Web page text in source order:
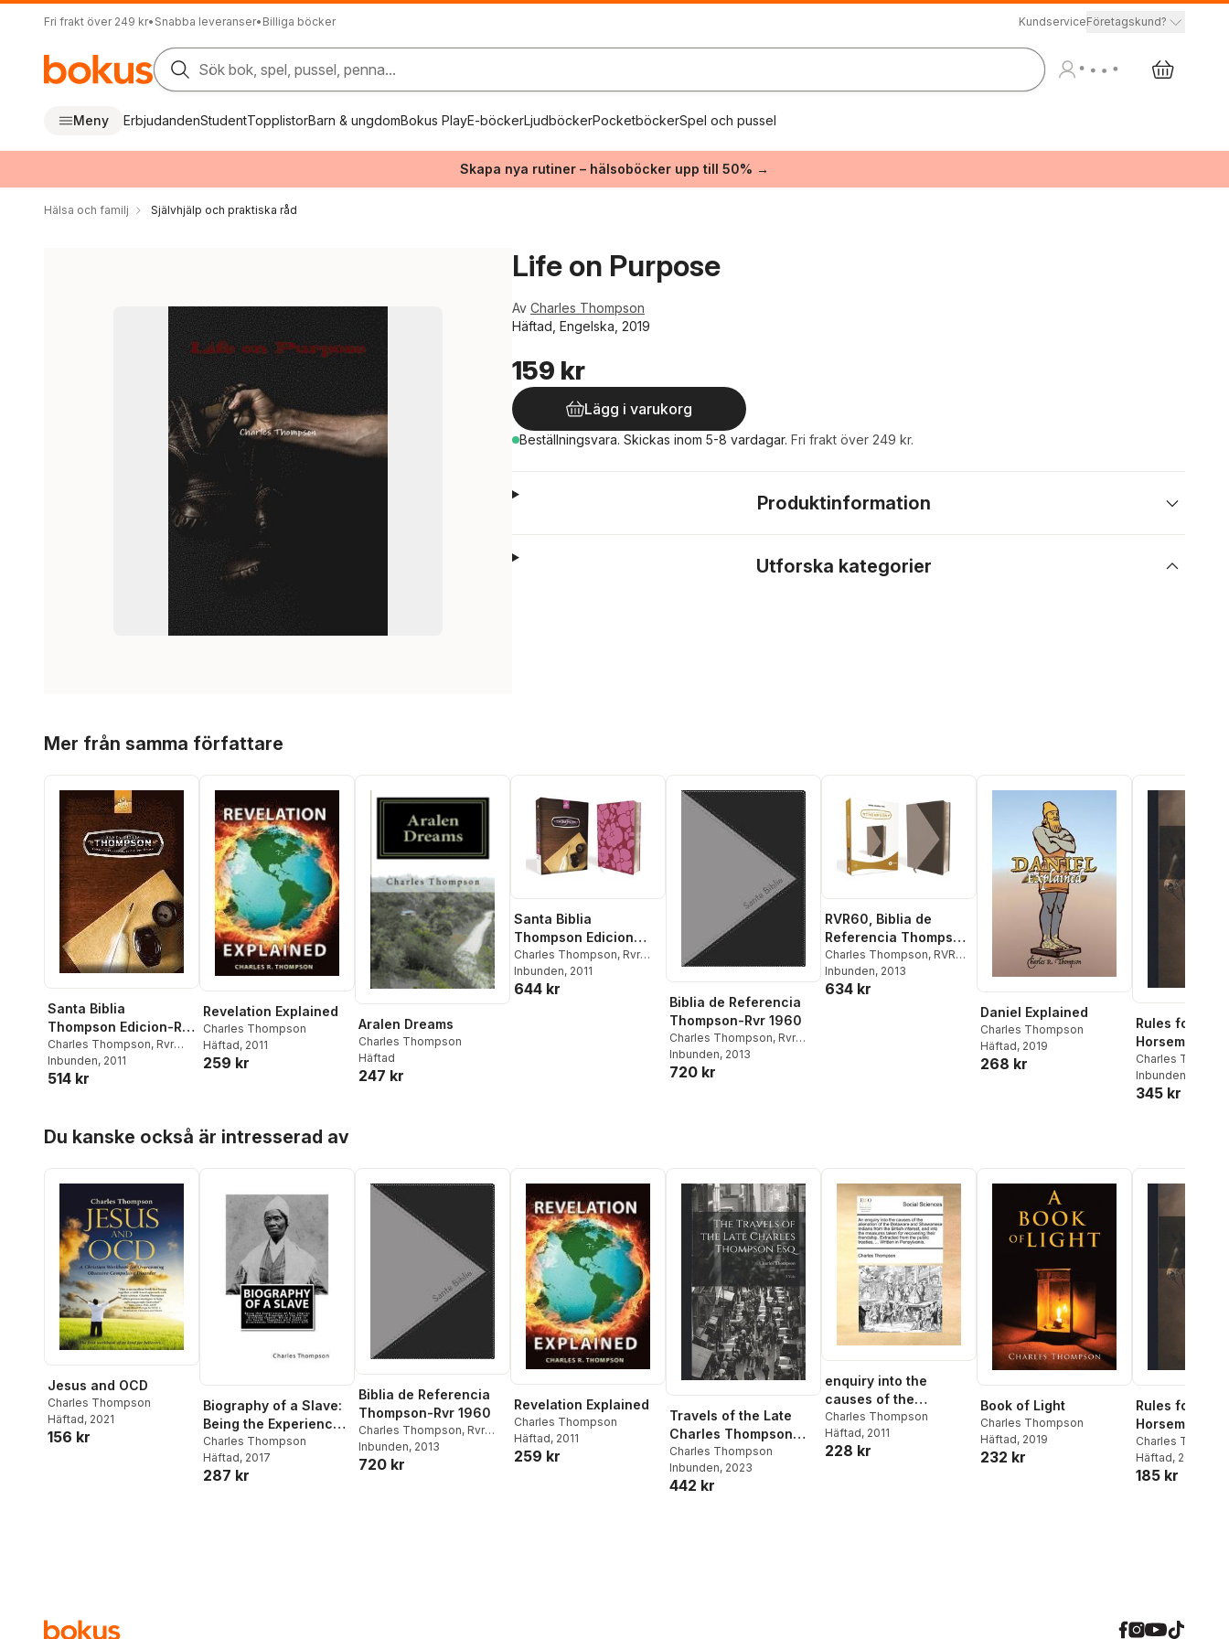
Fri frakt över 249 kr• Snabba leveranser• Billiga böcker KundserviceFöretagskund?
Sök bok, spel, pussel, penna...
Meny ErbjudandenStudentTopplistorBarn & ungdomBokus PlayE-böckerLjudböckerPocketböckerSpel och pussel
Skapa nya rutiner – hälsoböcker upp till 50% →
Hälsa och familj Självhjälp och praktiska råd
Life on Purpose
Av Charles Thompson
Häftad, Engelska, 2019
159 kr
Lägg i varukorg
Beställningsvara. Skickas inom 5-8 vardagar. Fri frakt över 249 kr.
Produktinformation
Utforska kategorier
Mer från samma författare
Santa Biblia
Thompson Edicion-Rvr
1960
Charles Thompson, Rvr
1960- Reina Valera 1960
Inbunden, 2011
514 kr
Revelation Explained
Charles Thompson
Häftad, 2011
259 kr
Aralen Dreams
Charles Thompson
Häftad
247 kr
Santa Biblia
Thompson Edicion
Especial Para El
Estudio Biblico-Rvr
1960
Charles Thompson, Rvr
1960- Reina Valera 1960
Vida
Inbunden, 2011
644 kr
Biblia de Referencia
Thompson-Rvr 1960
Charles Thompson, Rvr
1960- Reina Valera 1960
Vida
Inbunden, 2013
720 kr
RVR60, Biblia de
Referencia Thompson,
Leathersoft, Dos
tonos, Negro/Gris
Charles Thompson, RVR
1960- Reina Valera 1960
Vida
Inbunden, 2013
634 kr
Daniel Explained
Charles Thompson
Häftad, 2019
268 kr
Rules for Bad
Horsemen;
Charles
Inbunden
345 kr
Du kanske också är intresserad av
Jesus and OCD
Charles Thompson
Häftad, 2021
156 kr
Biography of a Slave:
Being the Experiences
of Rev. Charles
Thompson, a Preacher
of the United Brethren
Charles Thompson
Häftad, 2017
287 kr
Biblia de Referencia
Thompson-Rvr 1960
Charles Thompson, Rvr
1960- Reina Valera 1960
Vida
Inbunden, 2013
720 kr
Revelation Explained
Charles Thompson
Häftad, 2011
259 kr
Travels of the Late
Charles Thompson
Esq
Charles Thompson
Inbunden, 2023
442 kr
enquiry into the
causes of the
alienation of the
Delaware and
Shawanese Indians
Charles Thompson
Häftad, 2011
228 kr
Book of Light
Charles Thompson
Häftad, 2019
232 kr
Rules for Bad
Horsemen;
Charles
Häftad, 2023
185 kr